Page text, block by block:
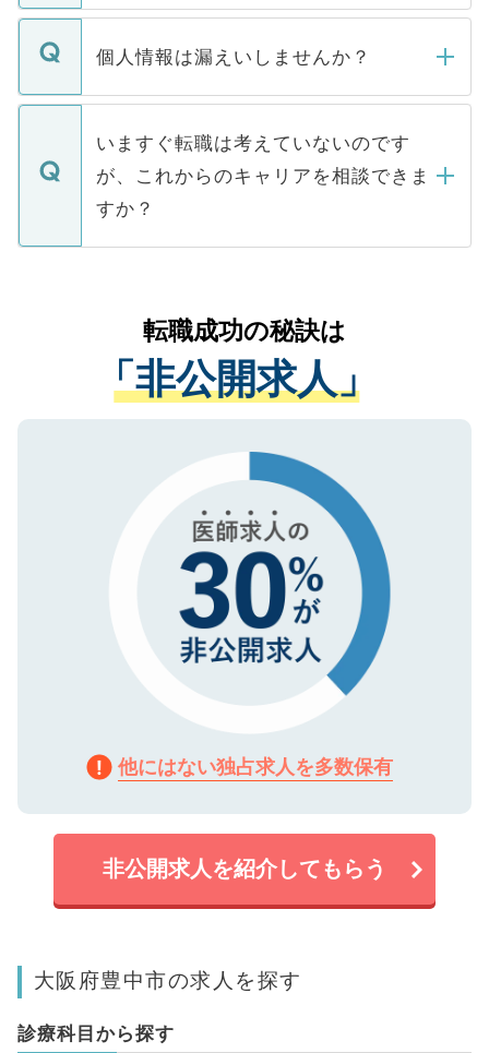
ません。
■応募殺到を避けるため 人気のある医療機
関を公にしてしまうと、応募が殺到する場
に、医療機関が求める条件に合った人材の
みを人材紹介会社に依頼するケースが増え
ています。
転職・入職を強要することは一切ありませ
ん。また、仮に応募先から内定をいただい
定を承諾する必要はありません。内定先へ
の辞退の連絡はキャリアパートナーが行い
個人情報は漏えいしませんか？
個人情報が漏えいすることはありませんの
で、ご安心ください。当サイトからの登録
などで収集したご登録者様の個人情報は、
ご本人のキャリアアップおよび転職活動の
支援を目的に使用いたします。お預かりし
ているすべての個人データはご本人の許可
は、個人情報の取り扱いについての厳密な
管理基準を満たした事業者のみに付与され
る、プライバシーマークを取得済みです。
で、機密保持に関してもご安心ください。
いますぐ転職は考えていないのです
が、これからのキャリアを相談できま
すか？
かがいして、現在の医療機関の状況や紹介
経験をまじえながら、適切なアドバイスを
させていただきます。すぐにご転職をされ
ない方には、長期的なサポートが可能です
ので、まずはご登録ください。
転職成功の秘訣は
「非公開求人」
他にはない独占求人を多数保有
非公開求人を紹介してもらう
大阪府豊中市の求人を探す
診療科目から探す